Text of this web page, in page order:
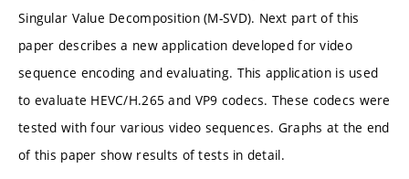
Singular Value Decomposition (M-SVD). Next part of this
paper describes a new application developed for video
sequence encoding and evaluating. This application is used
to evaluate HEVC/H.265 and VP9 codecs. These codecs were
tested with four various video sequences. Graphs at the end
of this paper show results of tests in detail.